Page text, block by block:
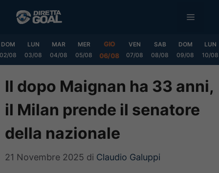
MENU
DOM
02/08
LUN
03/08
MAR
04/08
MER
05/08
GIO
06/08
VEN
07/08
SAB
08/08
DOM
09/08
LUN
10/08
Il dopo Maignan ha 33 anni,
il Milan prende il senatore
della nazionale
21 Novembre 2025 di Claudio Galuppi